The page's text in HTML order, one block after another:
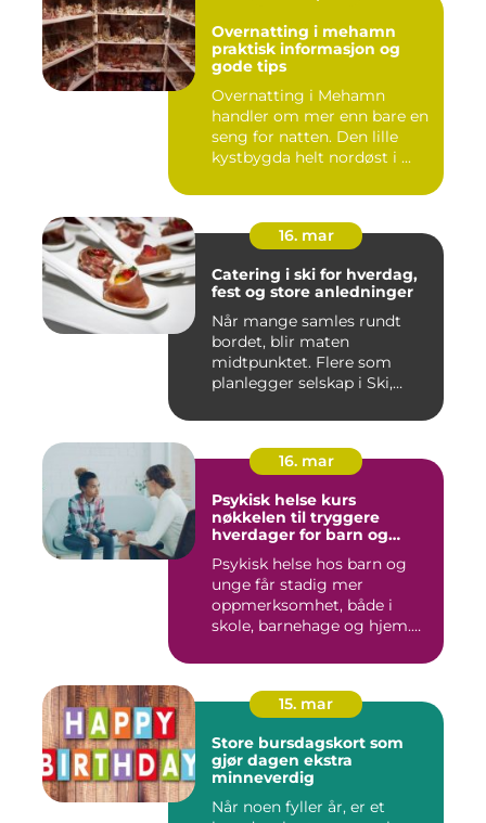
Overnatting i mehamn
praktisk informasjon og
gode tips
Overnatting i Mehamn
handler om mer enn bare en
seng for natten. Den lille
kystbygda helt nordøst i ...
16. mar
Catering i ski for hverdag,
fest og store anledninger
Når mange samles rundt
bordet, blir maten
midtpunktet. Flere som
planlegger selskap i Ski,
16. mar
Psykisk helse kurs
nøkkelen til tryggere
hverdager for barn og
Psykisk helse hos barn og
unge får stadig mer
oppmerksomhet, både i
skole, barnehage og hjem.
15. mar
Store bursdagskort som
gjør dagen ekstra
minneverdig
Når noen fyller år, er et